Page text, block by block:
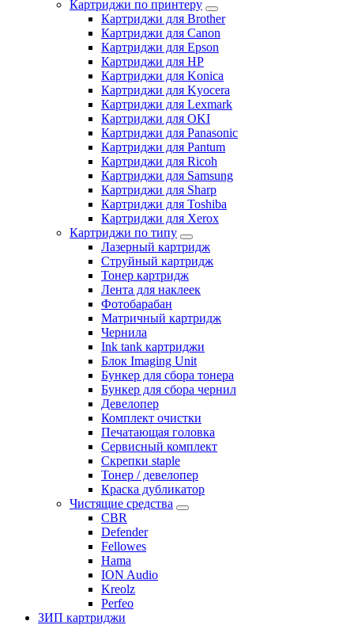
Картриджи по принтеру
Картриджи для Brother
Картриджи для Canon
Картриджи для Epson
Картриджи для HP
Картриджи для Konica
Картриджи для Kyocera
Картриджи для Lexmark
Картриджи для OKI
Картриджи для Panasonic
Картриджи для Pantum
Картриджи для Ricoh
Картриджи для Samsung
Картриджи для Sharp
Картриджи для Toshiba
Картриджи для Xerox
Картриджи по типу
Лазерный картридж
Струйный картридж
Тонер картридж
Лента для наклеек
Фотобарабан
Матричный картридж
Чернила
Ink tank картриджи
Блок Imaging Unit
Бункер для сбора тонера
Бункер для сбора чернил
Девелопер
Комплект очистки
Печатающая головка
Сервисный комплект
Скрепки staple
Тонер / девелопер
Краска дубликатор
Чистящие средства
CBR
Defender
Fellowes
Hama
ION Audio
Kreolz
Perfeo
ЗИП картриджи